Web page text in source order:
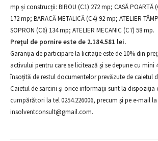
mp și construcții: BIROU (C1) 272 mp; CASĂ POARTĂ
172 mp; BARACĂ METALICĂ (C4) 92 mp; ATELIER
SOPRON (C6) 134 mp; ATELIER MECANIC (C7) 58 mp.
Preţul de pornire este de 2.184.581 lei.
Garanţia de participare la licitaţie este de 10% din
activului pentru care se licitează și se depune cu mini
însoțită de restul documentelor prevăzute de caietul
Caietul de sarcini şi orice informaţii sunt la dispoziţia
cumpărători la tel 0254.226006, precum și pe e-mail la
insolventconsult@gmail.com.